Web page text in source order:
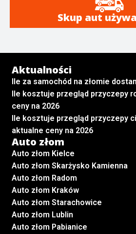
Skup aut
Aktualności
Ile za samochód na złomie
Ile kosztuje przegląd przyczepy
ceny na 2026
Ile kosztuje przegląd przyczepy
aktualne ceny na 2026
Auto złom
Auto złom Kielce
Auto złom Skarżysko Kamienna
Auto złom Radom
Auto złom Kraków
Auto złom Starachowice
Auto złom Lublin
Auto złom Pabianice